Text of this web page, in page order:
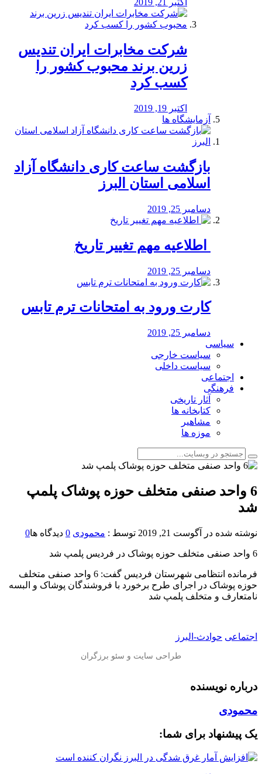
اکتبر 21, 2019
شرکت مخابرات ایران تندیس
زرین برند محبوب کشور را
کسب کرد
اکتبر 19, 2019
آزمایشگاه ها
بازگشت ساعت کاری دانشگاه آزاد
اسلامی استان البرز
دسامبر 25, 2019
️ اطلاعیه مهم تغییر تاریخ
دسامبر 25, 2019
کارت ورود به امتحانات ترم تابس
دسامبر 25, 2019
سیاسی
سیاست خارجی
سیاست داخلی
اجتماعی
فرهنگی
آثار تاریخی
کتابخانه ها
مشاهیر
موزه ها
6 واحد صنفی متخلف حوزه پوشاک پلمپ
شد
نوشته شده در آگوست 21, 2019 توسط : محمودی 0 دیدگاه ها0
6 واحد صنفی متخلف حوزه پوشاک در فردیس پلمپ شد
فرمانده انتظامی شهرستان فردیس گفت: 6 واحد صنفی متخلف
حوزه پوشاک در اجرای طرح برخورد با فروشندگان پوشاک و البسه
نامتعارف و متخلف پلمپ شد
اجتماعی حوادث-البرز
درباره نویسنده
محمودی
یک پیشنهاد برای شما: